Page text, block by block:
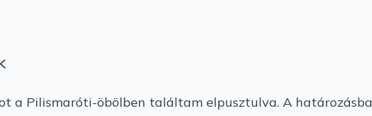
a Pilismaróti-öbölben találtam elpusztulva. A